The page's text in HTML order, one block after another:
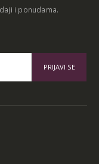
i ponudama.